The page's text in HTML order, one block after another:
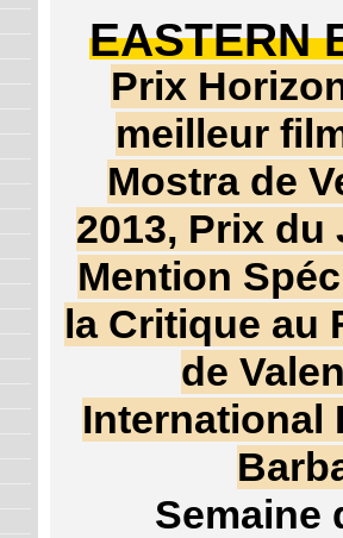
EASTERN
Prix
meilleur
Mostra de
2013, Prix du
Mention
la Critique au
de
International
Semaine